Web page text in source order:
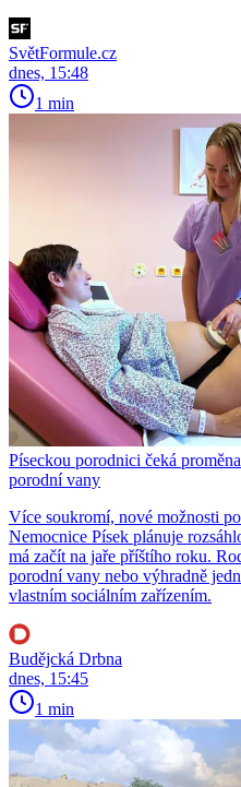
SvětFormule.cz
dnes, 15:48
1 min
Píseckou porodnici čeká
porodní vany
Více soukromí, nové možnosti
Nemocnice Písek plánuje
má začít na jaře příštího roku.
porodní vany nebo výhradně
vlastním sociálním zařízením.
Budějcká Drbna
dnes, 15:45
1 min